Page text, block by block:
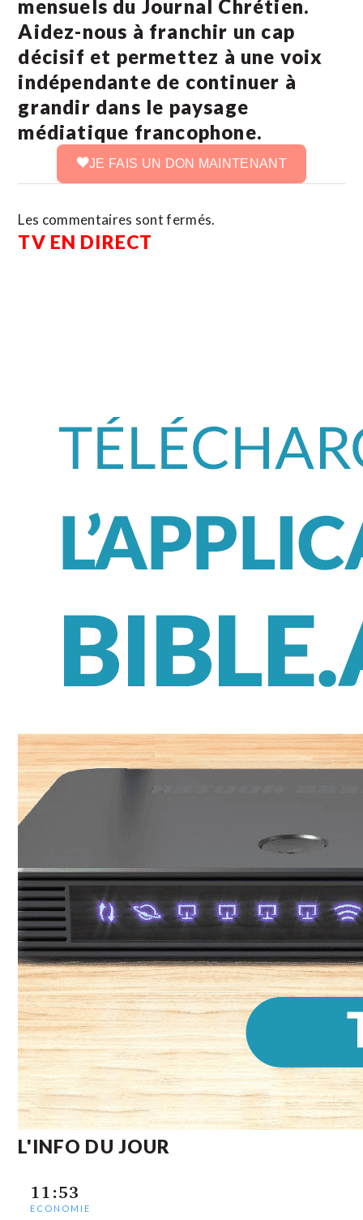
mensuels du Journal Chrétien.
Aidez-nous à franchir un cap
décisif et permettez à une voix
indépendante de continuer à
grandir dans le paysage
médiatique francophone.
JE FAIS UN DON MAINTENANT
Les commentaires sont fermés.
TV EN DIRECT
L'INFO DU JOUR
11:53
ECONOMIE